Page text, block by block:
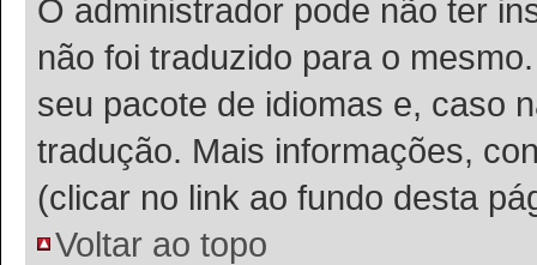
O administrador pode não ter
não foi traduzido para o
seu pacote de idiomas e, caso
tradução. Mais informações,
(clicar no link ao fundo desta
Voltar ao topo